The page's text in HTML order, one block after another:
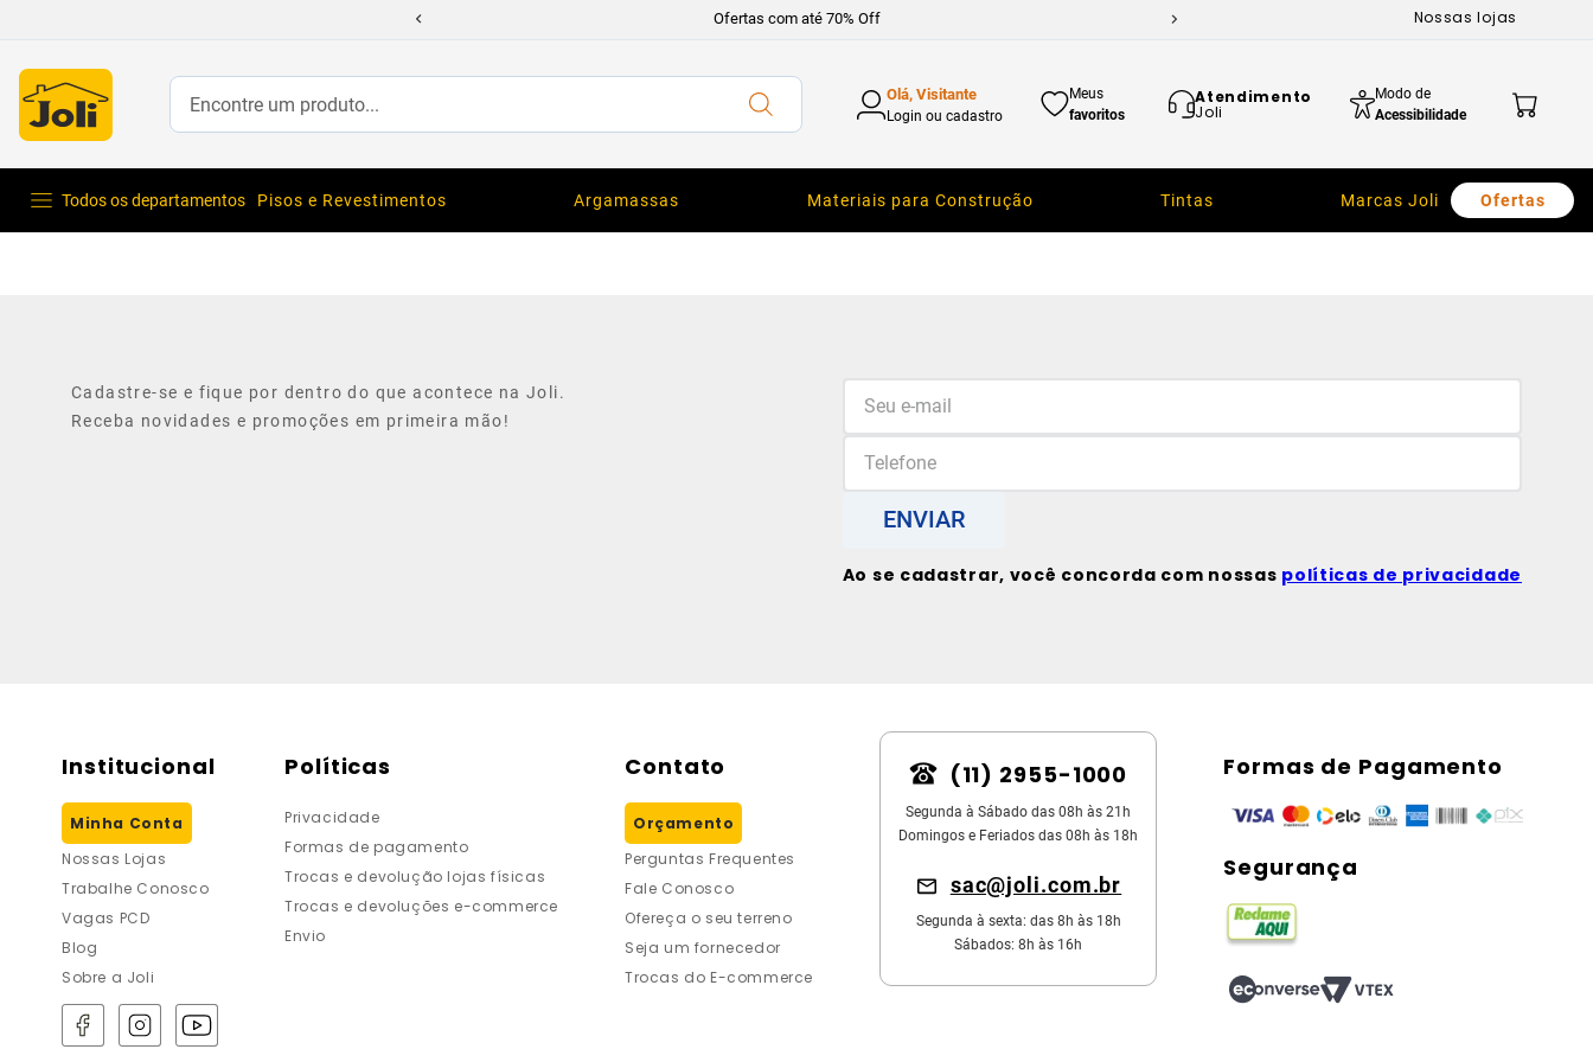
Ofertas com até 70% Off Nossas lojas
Encontre um produto... Olá, Visitante
Login ou cadastro
Meus
favoritos
Atendimento
Joli
Modo de
Acessibilidade
Todos os departamentos Pisos e Revestimentos Argamassas Materiais para Construção Tintas Marcas Joli Ofertas
Cadastre-se e fique por dentro do que acontece na Joli.
Receba novidades e promoções em primeira mão!
ENVIAR
Ao se cadastrar, você concorda com nossas políticas de privacidade
Institucional
Minha Conta
Nossas Lojas
Trabalhe Conosco
Vagas PCD
Blog
Sobre a Joli
Políticas
Privacidade
Formas de pagamento
Trocas e devolução lojas físicas
Trocas e devoluções e-commerce
Envio
Contato
Orçamento
Perguntas Frequentes
Fale Conosco
Ofereça o seu terreno
Seja um fornecedor
Trocas do E-commerce
(11) 2955-1000
Segunda à Sábado das 08h às 21h
Domingos e Feriados das 08h às 18h
sac@joli.com.br
Segunda à sexta: das 8h às 18h
Sábados: 8h às 16h
Formas de Pagamento
Segurança